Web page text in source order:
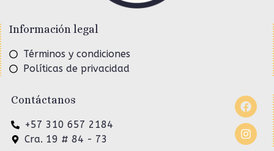
Información legal
Términos y condiciones
Políticas de privacidad
Contáctanos
+57 310 657 2184
Cra. 19 # 84 - 73